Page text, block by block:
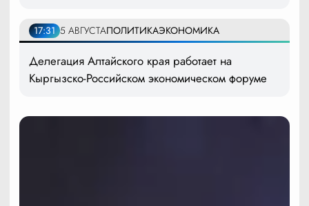
17:31 5 АВГУСТАПОЛИТИКАЭКОНОМИКА
Делегация Алтайского края работает на
Кыргызско-Российском экономическом форуме